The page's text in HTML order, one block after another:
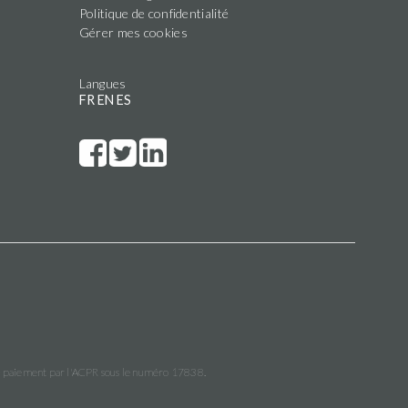
Politique de confidentialité
Gérer mes cookies
Langues
FR EN ES
par l'ACPR sous le numéro 17838.